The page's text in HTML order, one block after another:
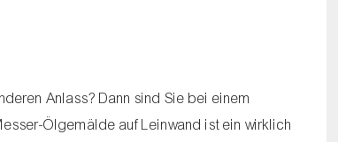
Anlass? Dann sind Sie bei einem
Ölgemälde auf Leinwand ist ein wirklich